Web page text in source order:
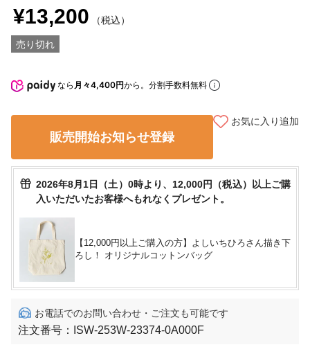
¥13,200 （税込）
売り切れ
なら 月々4,400円から。分割手数料無料
販売開始お知らせ登録
お気に入り追加
2026年8月1日（土）0時より、12,000円（税込）以上ご購
入いただいたお客様へもれなくプレゼント。
【12,000円以上ご購入の方】よしいちひろさん描き下
ろし！ オリジナルコットンバッグ
お電話でのお問い合わせ・ご注文も可能です
注文番号： ISW-253W-23374-0A000F